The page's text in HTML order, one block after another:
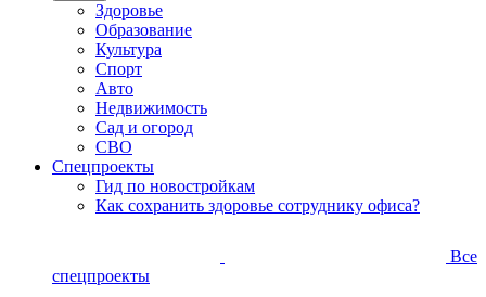
Здоровье
Образование
Культура
Спорт
Авто
Недвижимость
Сад и огород
СВО
Спецпроекты
Гид по новостройкам
Как сохранить здоровье сотруднику офиса?
Все
спецпроекты